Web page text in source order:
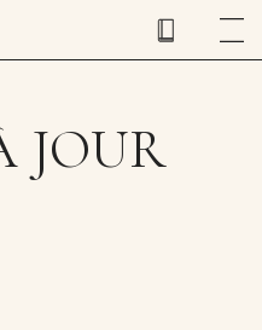
JOUR